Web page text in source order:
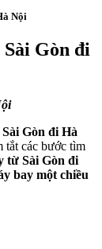
Nội
Gòn đi
Gòn đi Hà
tắt các bước tìm
từ Sài Gòn đi
bay một chiều